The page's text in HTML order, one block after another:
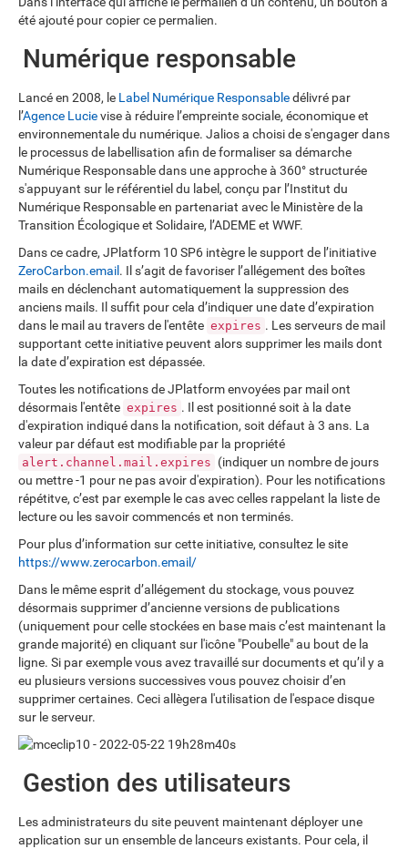
été ajouté pour copier ce permalien.
Numérique responsable
Lancé en 2008, le Label Numérique Responsabledélivré par
l’Agence Lucievise à réduire l’empreinte sociale, économique et
environnementale du numérique. Jalios a choisi de s'engager dans
le processus de labellisation afin de formaliser sa démarche
Numérique Responsable dans une approche à 360° structurée
s'appuyant sur le référentiel du label, conçu par l’Institut du
Numérique Responsable en partenariat avec le Ministère de la
Transition Écologique et Solidaire, l’ADEME et WWF.
Dans ce cadre, JPlatform 10 SP6 intègre le support de l’initiative
ZeroCarbon.email. Il s’agit de favoriser l’allégement des boîtes
mails en déclenchant automatiquement la suppression des
anciens mails. Il suffit pour cela d’indiquer une date d’expiration
dans le mail au travers de l'entête expires . Les serveurs de mail
supportant cette initiative peuvent alors supprimer les mails dont
la date d’expiration est dépassée.
Toutes les notifications de JPlatform envoyées par mail ont
désormais l'entête expires . Il est positionné soit à la date
d'expiration indiqué dans la notification, soit défaut à 3 ans. La
valeur par défaut est modifiable par la propriété
alert.channel.mail.expires (indiquer un nombre de jours
ou mettre -1 pour ne pas avoir d'expiration). Pour les notifications
répétitve, c’est par exemple le cas avec celles rappelant la liste de
lecture ou les savoir commencés et non terminés.
Pour plus d’information sur cette initiative, consultez le site
https://www.zerocarbon.email/
Dans le même esprit d’allégement du stockage, vous pouvez
désormais supprimer d’ancienne versions de publications
(uniquement pour celle stockées en base mais c’est maintenant la
grande majorité) en cliquant sur l'icône "Poubelle" au bout de la
ligne. Si par exemple vous avez travaillé sur documents et qu’il y a
eu plusieurs versions successives vous pouvez choisir d’en
supprimer certaines. Ceci allègera l'utilisation de l'espace disque
sur le serveur.
Gestion des utilisateurs
Les administrateurs du site peuvent maintenant déployer une
application sur un ensemble de lanceurs existants. Pour cela, il